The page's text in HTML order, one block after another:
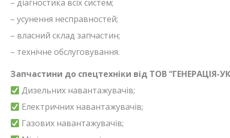
– діагностика всіх систем;
– усунення несправностей;
– власний склад запчастин;
– технічне обслуговування.
Запчастини до спецтехніки від ТОВ “ГЕНЕРАЦІЯ-
Дизельних навантажувачів;
Електричних навантажувачів;
Газових навантажувачів;